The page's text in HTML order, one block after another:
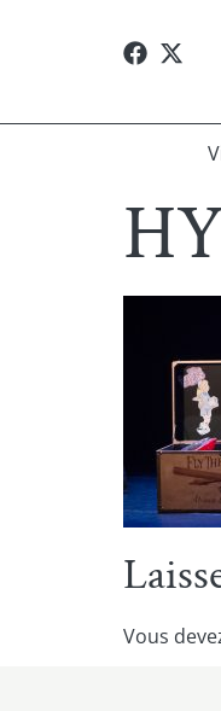
Vous